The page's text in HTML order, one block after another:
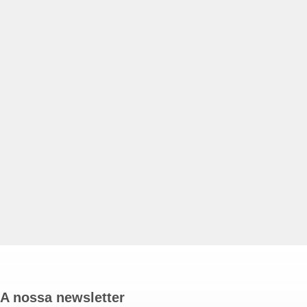
A nossa newsletter